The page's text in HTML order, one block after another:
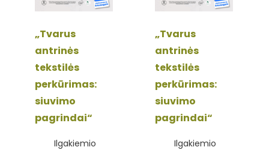
„Tvarus
antrinės
tekstilės
perkūrimas:
siuvimo
pagrindai“
Ilgakiemio
„Tvarus
antrinės
tekstilės
perkūrimas:
siuvimo
pagrindai“
Ilgakiemio